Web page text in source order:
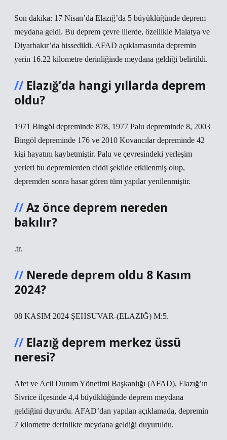
Son dakika: 17 Nisan’da Elazığ’da 5 büyüklüğünde deprem
meydana geldi. Bu deprem çevre illerde, özellikle Malatya ve
Diyarbakır’da hissedildi. AFAD açıklamasında depremin
yerin 16.22 kilometre derinliğinde meydana geldiği belirtildi.
Elazığ’da hangi yıllarda deprem
oldu?
1971 Bingöl depreminde 878, 1977 Palu depreminde 8, 2003
Bingöl depreminde 176 ve 2010 Kovancılar depreminde 42
kişi hayatını kaybetmiştir. Palu ve çevresindeki yerleşim
yerleri bu depremlerden ciddi şekilde etkilenmiş olup,
depremden sonra hasar gören tüm yapılar yenilenmiştir.
Az önce deprem nereden
bakılır?
.tr.
Nerede deprem oldu 8 Kasım
2024?
08 KASIM 2024 ŞEHSUVAR-(ELAZIĞ) M:5.
Elazığ deprem merkez üssü
neresi?
Afet ve Acil Durum Yönetimi Başkanlığı (AFAD), Elazığ’ın
Sivrice ilçesinde 4,4 büyüklüğünde deprem meydana
geldiğini duyurdu. AFAD’dan yapılan açıklamada, depremin
7 kilometre derinlikte meydana geldiği duyuruldu.